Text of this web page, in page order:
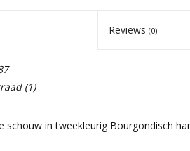
Reviews(0)
(1)
schouw in tweekleurig Bourgondisch